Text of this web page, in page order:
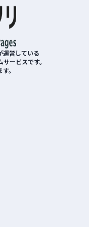
運営している
ービスです。
。